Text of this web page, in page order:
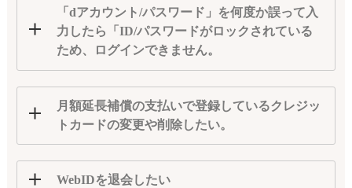
「dアカウント/パスワード」を何度か誤って入
力したら「ID/パスワードがロックされている
ため、ログインできません。
月額延長補償の支払いで登録しているクレジッ
トカードの変更や削除したい。
WebIDを退会したい